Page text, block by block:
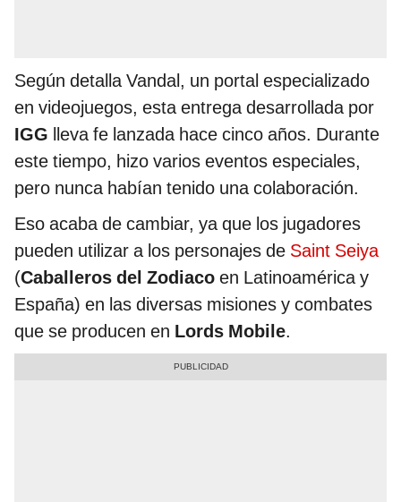
Según detalla Vandal, un portal especializado
en videojuegos, esta entrega desarrollada por
IGG lleva fe lanzada hace cinco años. Durante
este tiempo, hizo varios eventos especiales,
pero nunca habían tenido una colaboración.
Eso acaba de cambiar, ya que los jugadores
pueden utilizar a los personajes de Saint Seiya
(Caballeros del Zodiaco en Latinoamérica y
España) en las diversas misiones y combates
que se producen en Lords Mobile.